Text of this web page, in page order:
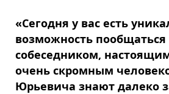
«Сегодня у вас есть
возможность
собеседником,
очень скромным
Юрьевича знают далеко